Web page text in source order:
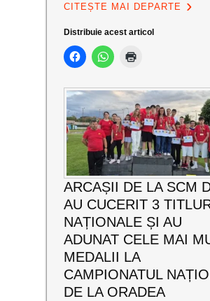
CITEȘTE MAI DEPARTE
Distribuie acest articol
ARCAȘII DE LA SCM
AU CUCERIT 3
NAȚIONALE ȘI AU
ADUNAT CELE MAI
MEDALII LA
CAMPIONATUL
DE LA ORADEA